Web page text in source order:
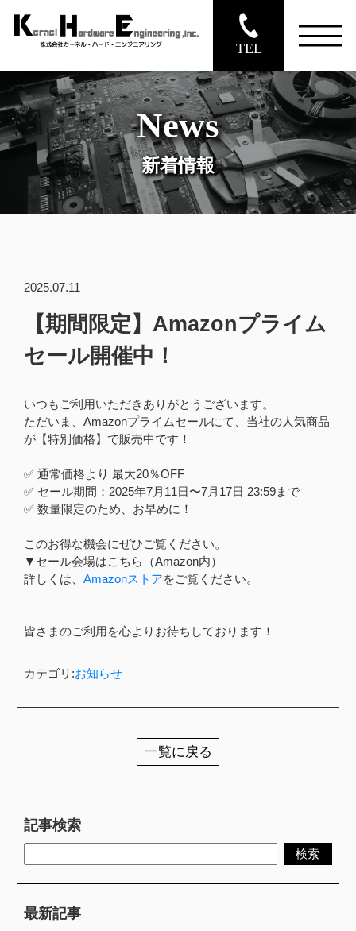
TEL
News
新着情報
2025.07.11
【期間限定】Amazonプライム
セール開催中！
いつもご利用いただきありがとうございます。
ただいま、Amazonプライムセールにて、当社の人気商品
が【特別価格】で販売中です！
✅ 通常価格より 最大20％OFF
✅ セール期間：2025年7月11日〜7月17日 23:59まで
✅ 数量限定のため、お早めに！
このお得な機会にぜひご覧ください。
▼セール会場はこちら（Amazon内）
詳しくは、Amazonストアをご覧ください。
皆さまのご利用を心よりお待ちしております！
カテゴリ:お知らせ
一覧に戻る
記事検索
最新記事